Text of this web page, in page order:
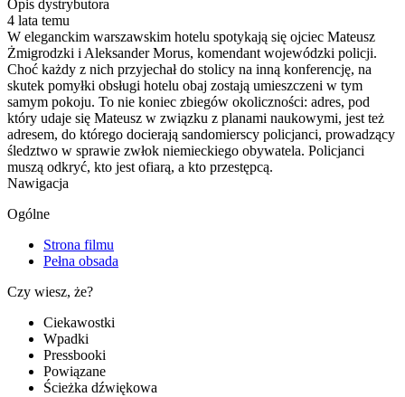
Opis dystrybutora
4 lata temu
W eleganckim warszawskim hotelu spotykają się ojciec Mateusz
Żmigrodzki i Aleksander Morus, komendant wojewódzki policji.
Choć każdy z nich przyjechał do stolicy na inną konferencję, na
skutek pomyłki obsługi hotelu obaj zostają umieszczeni w tym
samym pokoju. To nie koniec zbiegów okoliczności: adres, pod
który udaje się Mateusz w związku z planami naukowymi, jest też
adresem, do którego docierają sandomierscy policjanci, prowadzący
śledztwo w sprawie zwłok niemieckiego obywatela. Policjanci
muszą odkryć, kto jest ofiarą, a kto przestępcą.
Nawigacja
Ogólne
Strona filmu
Pełna obsada
Czy wiesz, że?
Ciekawostki
Wpadki
Pressbooki
Powiązane
Ścieżka dźwiękowa